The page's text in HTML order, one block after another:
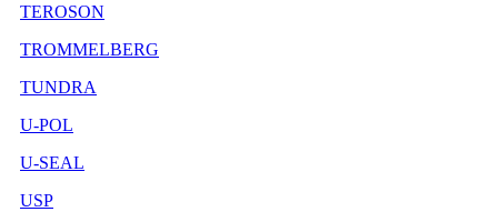
TEROSON
TROMMELBERG
TUNDRA
U-POL
U-SEAL
USP